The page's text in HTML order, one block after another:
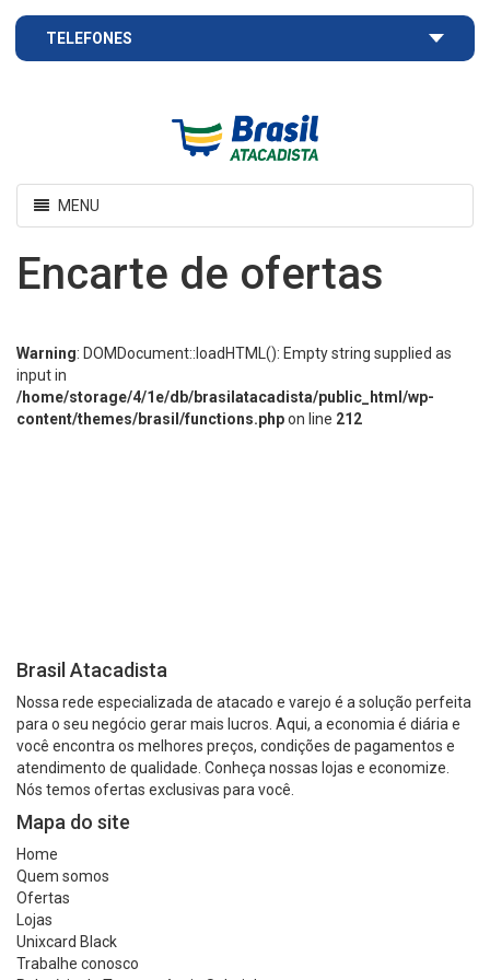
TELEFONES
Atacadista
Toggle
navigation
MENU
Encarte de ofertas
Warning: DOMDocument::loadHTML(): Empty string supplied as
input in
/home/storage/4/1e/db/brasilatacadista/public_html/wp-
content/themes/brasil/functions.phpon line 212
Brasil Atacadista
Nossa rede especializada de atacado e varejo é a solução perfeita
para o seu negócio gerar mais lucros. Aqui, a economia é diária e
você encontra os melhores preços, condições de pagamentos e
atendimento de qualidade. Conheça nossas lojas e economize.
Nós temos ofertas exclusivas para você.
Mapa do site
Home
Quem somos
Ofertas
Lojas
Unixcard Black
Trabalhe conosco